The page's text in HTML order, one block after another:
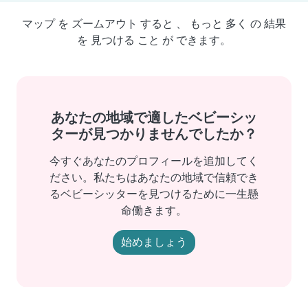
マップ を ズームアウト すると 、 もっと 多く の 結果
を 見つける こと が できます。
あなたの地域で適したベビーシッ
ターが見つかりませんでしたか？
今すぐあなたのプロフィールを追加してく
ださい。私たちはあなたの地域で信頼でき
るベビーシッターを見つけるために一生懸
命働きます。
始めましょう